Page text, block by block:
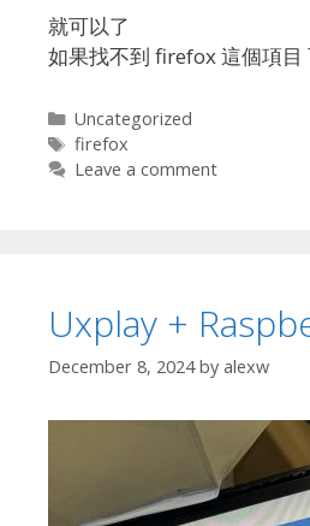
就可以了
如果找不到 firefox 這個項目
Categories
Uncategorized
Tags
firefox
Leave a comment
Uxplay +
December 8, 2024 by alexw